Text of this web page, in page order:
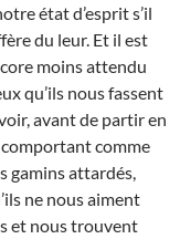
état d’esprit s’il
du leur. Et il est
moins attendu
qu’ils nous fassent
avant de partir en
comportant comme
gamins attardés,
ne nous aiment
et nous trouvent